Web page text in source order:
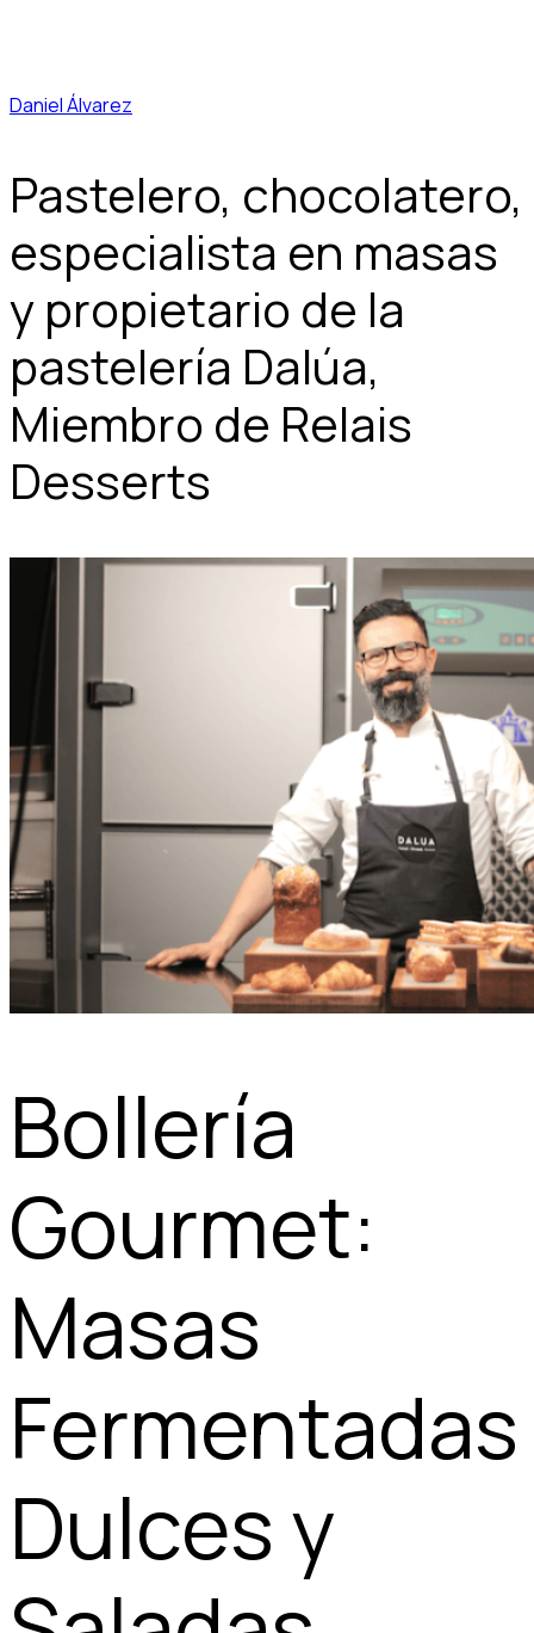
Daniel Álvarez
Pastelero, chocolatero,
especialista en masas
y propietario de la
pastelería Dalúa,
Miembro de Relais
Desserts
Bollería
Gourmet:
Masas
Fermentadas
Dulces y